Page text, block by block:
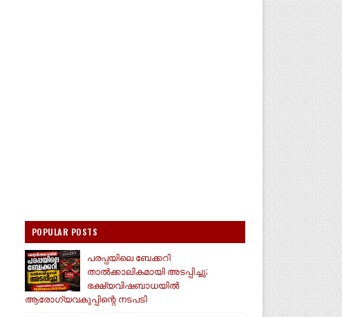
POPULAR POSTS
പരപ്പയിലെ ബേക്കറി
താൽക്കാലികമായി അടപ്പിച്ചു;
ഭക്ഷ്യവിഷബാധയിൽ
ആരോഗ്യവകുപ്പിന്റെ നടപടി